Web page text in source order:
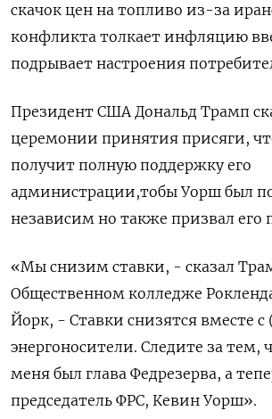
скачок цен на топливо из-за
конфликта толкает инфляцию
подрывает настроения
Президент США Дональд Трамп
церемонии принятия ‌присяги,
получит полную поддержку его
администрации,тобы Уорш был
независим но также призвал его
«Мы снизим ставки, - сказал
Общественном колледже
Йорк, - Ставки снизятся вместе
энергоносители. Следите за тем,
меня был глава Федрезерва, а
председатель ФРС, Кевин Уорш».